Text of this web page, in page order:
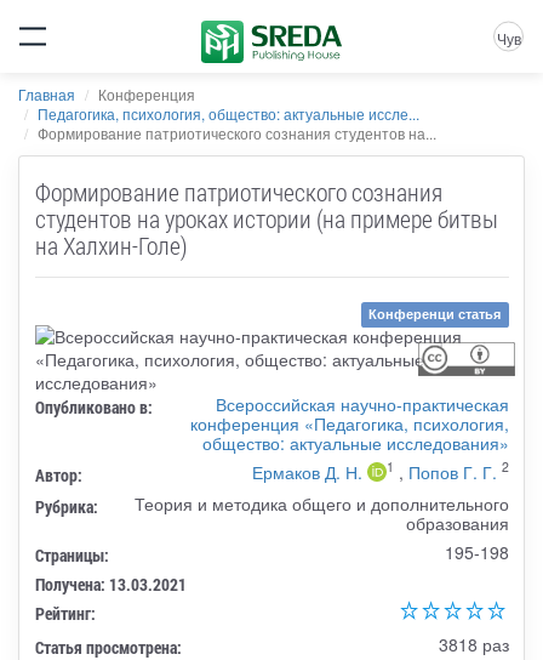
Чув
Главная
Конференция
Педагогика, психология, общество: актуальные иссле...
Формирование патриотического сознания студентов на...
Формирование патриотического сознания
студентов на уроках истории (на примере битвы
на Халхин-Голе)
Конференци статья
Опубликовано в:
Всероссийская научно-практическая
конференция «Педагогика, психология,
общество: актуальные исследования»
Автор: Ермаков Д. Н. 1 , Попов Г. Г. 2
Рубрика:
Теория и методика общего и дополнительного
образования
Страницы: 195-198
Получена: 13.03.2021
Рейтинг:
Статья просмотрена:
3818 раз